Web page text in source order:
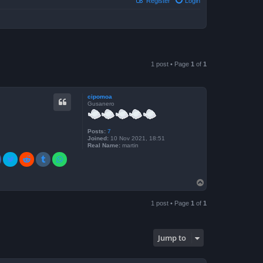
1 post • Page 1 of 1
cipomoa
Gusanero
Posts: 7
Joined: 10 Nov 2021, 18:51
Real Name: martin
o
1 post • Page 1 of 1
Jump to